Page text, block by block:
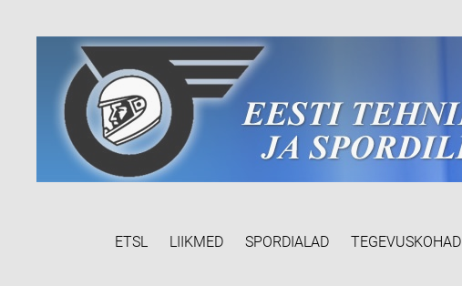
ETSL LIIKMED SPORDIALAD TEGEVUSKOHAD